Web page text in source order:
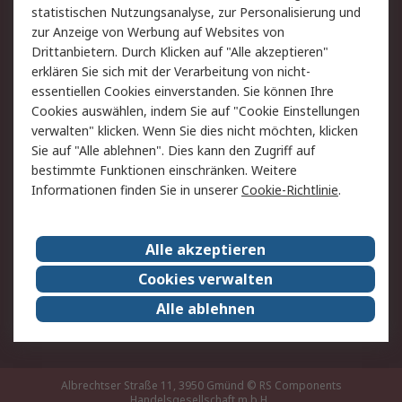
Hilfe
Rechtliches
RS Verkaufs- und
Lieferbedingungen
Datenschutz
Cookie-Richtlinie
Zahlungsbedingungen
Impressum
Webseite Konditionen
RS weltweit
Karriere bei RS
Nachhaltigkeit
Qualität/Zertifikate
Presse-Center
Event-Center
Albrechtser Straße 11, 3950 Gmünd © RS Components
statistischen Nutzungsanalyse, zur Personalisierung und
zur Anzeige von Werbung auf Websites von
Drittanbietern. Durch Klicken auf "Alle akzeptieren"
erklären Sie sich mit der Verarbeitung von nicht-
essentiellen Cookies einverstanden. Sie können Ihre
Cookies auswählen, indem Sie auf "Cookie Einstellungen
verwalten" klicken. Wenn Sie dies nicht möchten, klicken
Sie auf "Alle ablehnen". Dies kann den Zugriff auf
bestimmte Funktionen einschränken. Weitere
Informationen finden Sie in unsererCookie-Richtlinie.
Alle akzeptieren
Cookies verwalten
Alle ablehnen